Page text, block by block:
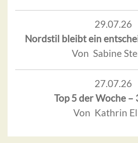
29.07.26
Nordstil bleibt ein
Von Sabine
27.07.26
Top 5 der Woche –
Von Kathrin